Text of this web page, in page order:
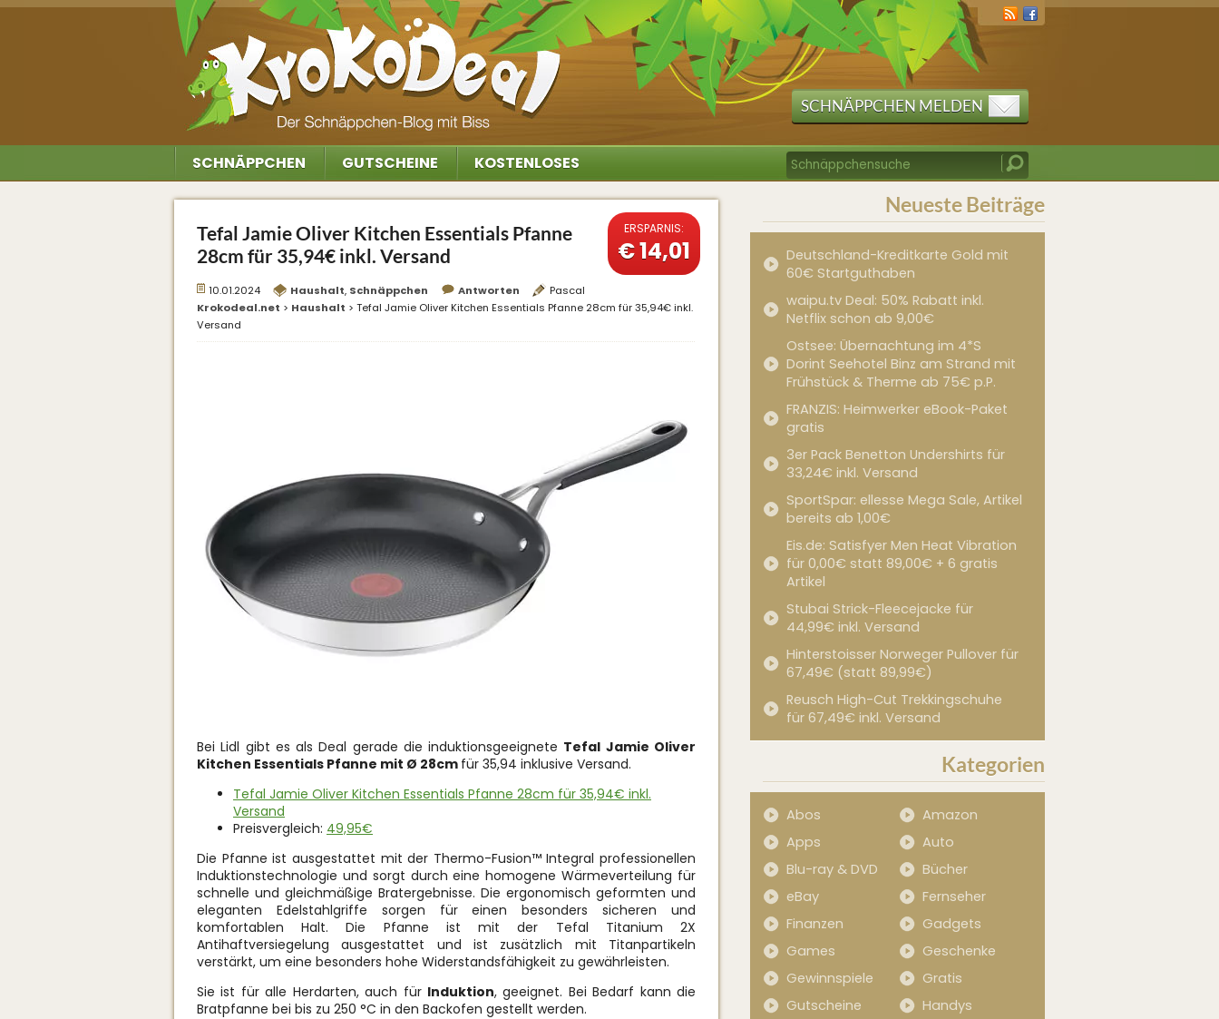
SCHNÄPPCHEN MELDEN
SCHNÄPPCHEN GUTSCHEINE KOSTENLOSES
Tefal Jamie Oliver Kitchen Essentials Pfanne
28cm für 35,94€ inkl. Versand
ERSPARNIS:
€ 14,01
10.01.2024 Haushalt, Schnäppchen Antworten
Pascal
Krokodeal.net > Haushalt > Tefal Jamie Oliver Kitchen Essentials Pfanne 28cm für 35,94€ inkl.
Versand
Bei Lidl gibt es als Deal gerade die induktionsgeeignete Tefal Jamie Oliver
Kitchen Essentials Pfanne mit Ø 28cm für 35,94 inklusive Versand.
Tefal Jamie Oliver Kitchen Essentials Pfanne 28cm für 35,94€ inkl.
Versand
Preisvergleich: 49,95€
Die Pfanne ist ausgestattet mit der Thermo-Fusion™ Integral professionellen
Induktionstechnologie und sorgt durch eine homogene Wärmeverteilung für
schnelle und gleichmäßige Bratergebnisse. Die ergonomisch geformten und
eleganten Edelstahlgriffe sorgen für einen besonders sicheren und
komfortablen Halt. Die Pfanne ist mit der Tefal Titanium 2X
Antihaftversiegelung ausgestattet und ist zusätzlich mit Titanpartikeln
verstärkt, um eine besonders hohe Widerstandsfähigkeit zu gewährleisten.
Sie ist für alle Herdarten, auch für Induktion, geeignet. Bei Bedarf kann die
Bratpfanne bei bis zu 250 °C in den Backofen gestellt werden.
Neueste Beiträge
Deutschland-Kreditkarte Gold mit
60€ Startguthaben
waipu.tv Deal: 50% Rabatt inkl.
Netflix schon ab 9,00€
Ostsee: Übernachtung im 4*S
Dorint Seehotel Binz am Strand mit
Frühstück & Therme ab 75€ p.P.
FRANZIS: Heimwerker eBook-Paket
gratis
3er Pack Benetton Undershirts für
33,24€ inkl. Versand
SportSpar: ellesse Mega Sale, Artikel
bereits ab 1,00€
Eis.de: Satisfyer Men Heat Vibration
für 0,00€ statt 89,00€ + 6 gratis
Artikel
Stubai Strick-Fleecejacke für
44,99€ inkl. Versand
Hinterstoisser Norweger Pullover für
67,49€ (statt 89,99€)
Reusch High-Cut Trekkingschuhe
für 67,49€ inkl. Versand
Kategorien
Abos
Amazon
Apps
Auto
Blu-ray & DVD
Bücher
eBay
Fernseher
Finanzen
Gadgets
Games
Geschenke
Gewinnspiele
Gratis
Gutscheine
Handys